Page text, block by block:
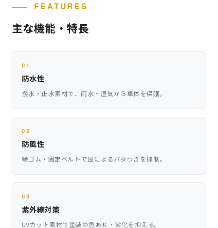
FEATURES
主な機能・特長
01
防水性
撥水・止水素材で、雨水・湿気から車体を保護。
02
防風性
縁ゴム・固定ベルトで風によるバタつきを抑制。
03
紫外線対策
UVカット素材で塗装の色あせ・劣化を抑える。